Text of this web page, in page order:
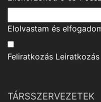
Elolvastam és
Feliratkozás Leiratkozás
TÁRSSZERVEZETEK